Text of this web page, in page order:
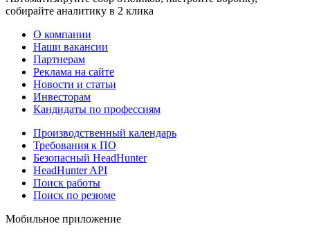
собирайте аналитику в 2 клика
О компании
Наши вакансии
Партнерам
Реклама на сайте
Новости и статьи
Инвесторам
Кандидаты по профессиям
Производственный календарь
Требования к ПО
Безопасный HeadHunter
HeadHunter API
Поиск работы
Поиск по резюме
Мобильное приложение